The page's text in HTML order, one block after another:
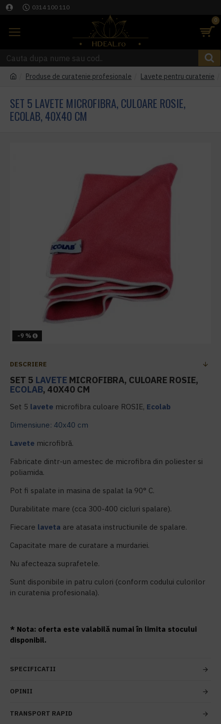
0314 100 110
0
Produse de curatenie profesionale Lavete pentru curatenie
SET 5 LAVETE MICROFIBRA, CULOARE ROSIE,
ECOLAB, 40X40 CM
-9 %
DESCRIERE
SET 5 LAVETE MICROFIBRA, CULOARE ROSIE,
ECOLAB, 40X40 CM
Set 5 lavete microfibra culoare ROSIE, Ecolab
Dimensiune: 40x40 cm
Lavete microfibră.
Fabricate dintr-un amestec de microfibra din poliester si
poliamida.
Pot fi spalate in masina de spalat la 90° C.
Durabilitate mare (cca 300-400 cicluri spalare).
Fiecare laveta are atasata instructiunile de spalare.
Capacitate mare de curatare a murdariei.
Nu afecteaza suprafetele.
Sunt disponibile in patru culori (conform codului culorilor
in curatenia profesionala).
* Nota: oferta este valabilă numai în limita stocului
disponibil.
SPECIFICATII
OPINII
TRANSPORT RAPID